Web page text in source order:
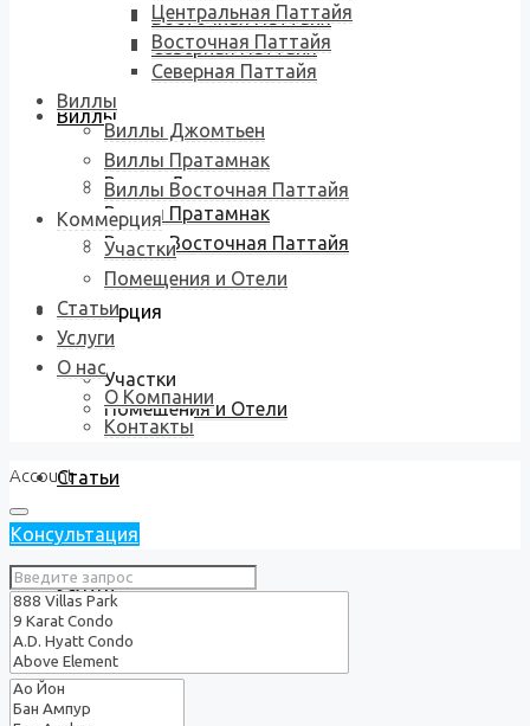
Восточная Паттайя
Северная Паттайя
Виллы
Виллы Джомтьен
Виллы Пратамнак
Виллы Восточная Паттайя
Коммерция
Участки
Помещения и Отели
Статьи
Услуги
О нас
Центральная Паттайя
Восточная Паттайя
Северная Паттайя
Виллы
Виллы Джомтьен
Виллы Пратамнак
Виллы Восточная Паттайя
Коммерция
Участки
Помещения и Отели
Статьи
Услуги
О нас
О Компании
Контакты
Account
Консультация